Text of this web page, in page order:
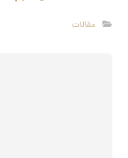
مقالات